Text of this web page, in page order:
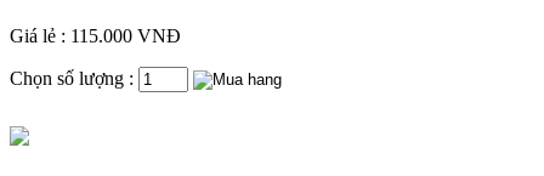
Giá lẻ : 115.000 VNĐ
Chọn số lượng :